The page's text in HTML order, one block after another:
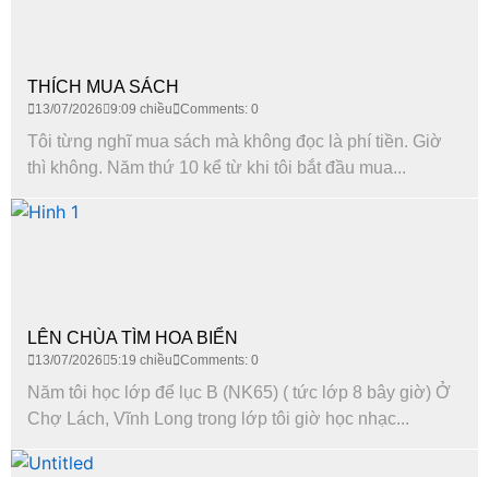
THÍCH MUA SÁCH
13/07/2026 9:09 chiều Comments: 0
Tôi từng nghĩ mua sách mà không đọc là phí tiền. Giờ
thì không. Năm thứ 10 kể từ khi tôi bắt đầu mua...
LÊN CHÙA TÌM HOA BIỂN
13/07/2026 5:19 chiều Comments: 0
Năm tôi học lớp để lục B (NK65) ( tức lớp 8 bây giờ) Ở
Chợ Lách, Vĩnh Long trong lớp tôi giờ học nhạc...